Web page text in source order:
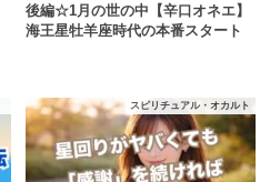
後編☆1月の世の中【辛口オネエ】
海王星牡羊座時代の本番スタート
スピリチュアル・オカルト